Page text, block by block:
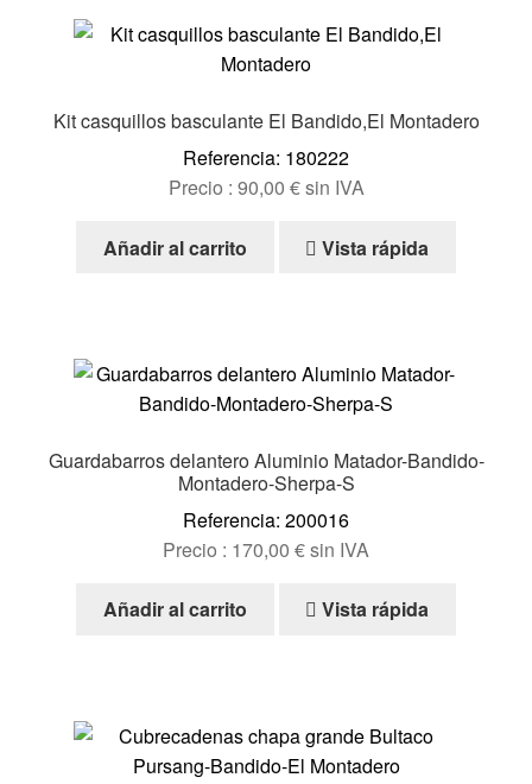
Kit casquillos basculante El Bandido,El Montadero
Referencia: 180222
Precio : 90,00 €sin IVA
Añadir al carrito Vista rápida
Guardabarros delantero Aluminio Matador-Bandido-
Montadero-Sherpa-S
Referencia: 200016
Precio : 170,00 €sin IVA
Añadir al carrito Vista rápida